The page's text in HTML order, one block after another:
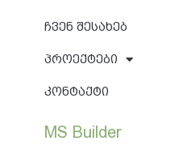
Ჩვენ Შესახებ
Პროექტები
Კონტაქტი
MS Builder